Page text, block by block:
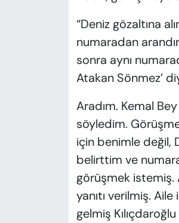
“Deniz gözaltına
numaradan
sonra aynı
Atakan Sönmez’
Aradım. Kemal
söyledim.
için benimle değil,
belirttim ve
görüşmek istemiş.
yanıtı verilmiş.
gelmiş